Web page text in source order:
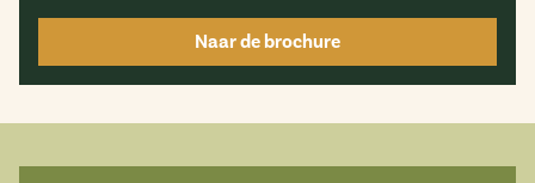
Naar de brochure